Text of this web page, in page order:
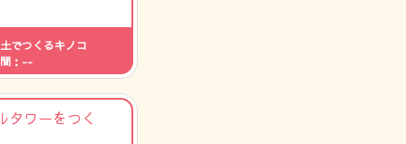
でつくるキノコ
：--